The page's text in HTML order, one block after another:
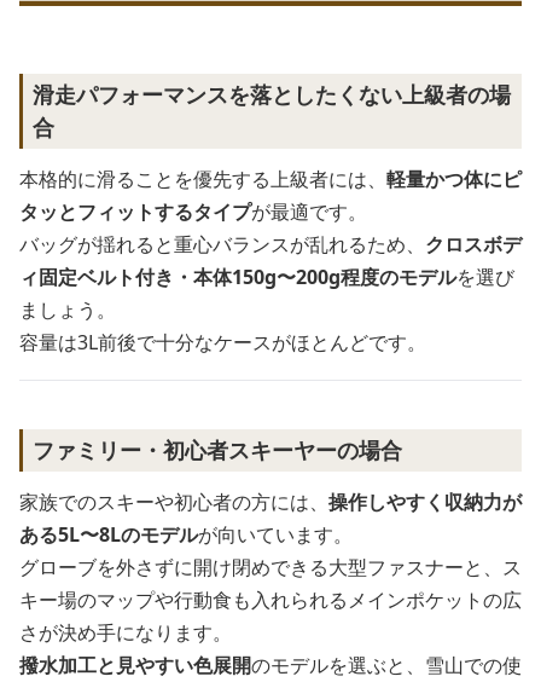
滑走パフォーマンスを落としたくない上級者の場
合
本格的に滑ることを優先する上級者には、 軽量かつ体にピ
タッとフィットするタイプが最適です。
バッグが揺れると重心バランスが乱れるため、 クロスボデ
ィ固定ベルト付き・本体150g〜200g程度のモデルを選び
ましょう。
容量は3L前後で十分なケースがほとんどです。
ファミリー・初心者スキーヤーの場合
家族でのスキーや初心者の方には、 操作しやすく収納力が
ある5L〜8Lのモデルが向いています。
グローブを外さずに開け閉めできる大型ファスナーと、ス
キー場のマップや行動食も入れられるメインポケットの広
さが決め手になります。
撥水加工と見やすい色展開のモデルを選ぶと、雪山での使